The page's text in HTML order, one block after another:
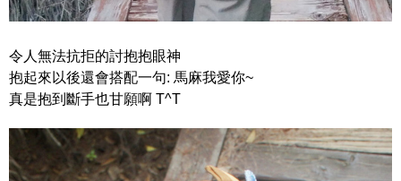
令人無法抗拒的討抱抱眼神
抱起來以後還會搭配一句: 馬麻我愛你~
真是抱到斷手也甘願啊 T^T